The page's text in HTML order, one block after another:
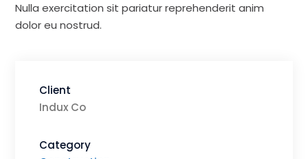
Nulla exercitation sit pariatur reprehenderit anim
dolor eu nostrud.
Client
Indux Co
Category